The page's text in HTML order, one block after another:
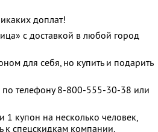
доплат!
с доставкой в любой город
для себя, но купить и подарить
по телефону 8-800-555-30-38 или
купон на несколько человек,
к спецскидкам компании.